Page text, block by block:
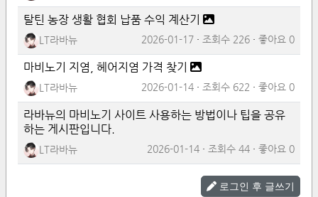
탈틴 농장 생활 협회 납품 수익 계산기
LT라바뉴 2026-01-17 조회수 226 좋아요 0
마비노기 지염, 헤어지염 가격 찾기
LT라바뉴 2026-01-14 조회수 622 좋아요 0
라바뉴의 마비노기 사이트 사용하는 방법이나 팁을 공유
하는 게시판입니다.
LT라바뉴 2026-01-14 조회수 44 좋아요 0
로그인 후 글쓰기